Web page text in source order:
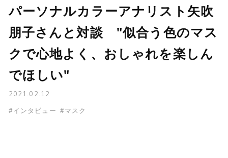
パーソナルカラーアナリスト矢吹
朋子さんと対談 "似合う色のマス
クで心地よく、おしゃれを楽しん
でほしい"
2021.02.12
#インタビュー #マスク